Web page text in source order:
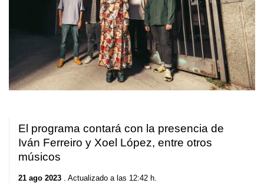
El programa contará con la presencia de
Iván Ferreiro y Xoel López, entre otros
músicos
21 ago 2023 . Actualizado a las 12:42 h.